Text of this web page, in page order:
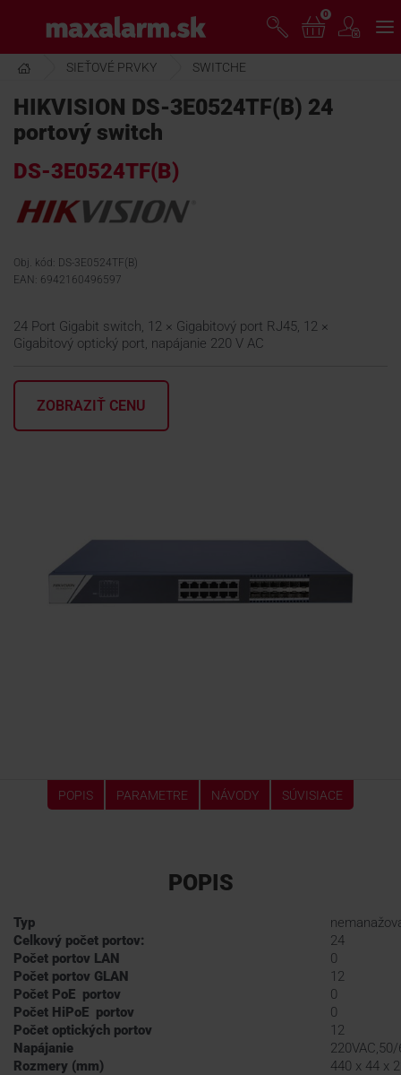
hlavnému
obsahu
www.maxalarm.sk
AKCIA MESIACA
PRODUKTY
SPOLOČNOSŤ
ŠKOLENIE
PODPORA
0
SIEŤOVÉ PRVKY SWITCHE
HIKVISION DS-3E0524TF(B) 24
portový switch
DS-3E0524TF(B)
Obj. kód: DS-3E0524TF(B)
EAN: 6942160496597
24 Port Gigabit switch, 12 × Gigabitový port RJ45, 12 ×
Gigabitový optický port, napájanie 220 V AC
ZOBRAZIŤ CENU
POPIS PARAMETRE NÁVODY SÚVISIACE
POPIS
Typ
Celkový počet portov:
24
Počet portov LAN
0
Počet portov GLAN
12
Počet PoE portov
0
Počet HiPoE portov
0
Počet optických portov
12
Napájanie
Rozmery (mm)
440 x 44 x